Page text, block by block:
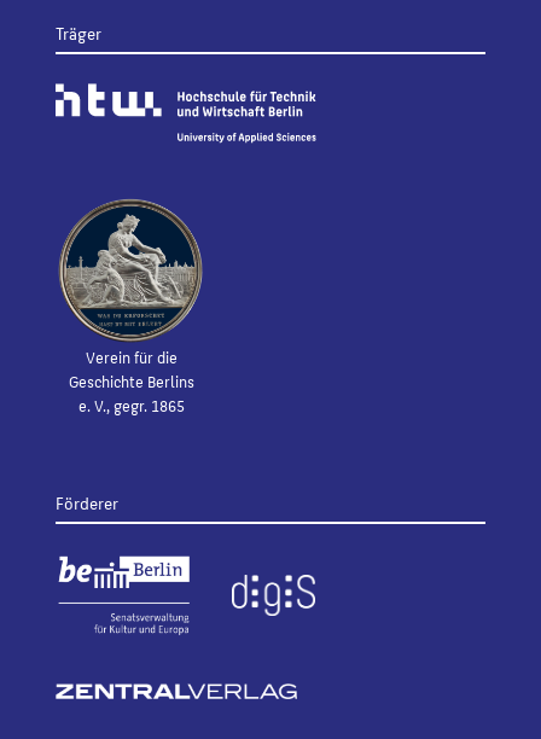
Träger
Verein für die
Geschichte Berlins
e. V., gegr. 1865
Förderer